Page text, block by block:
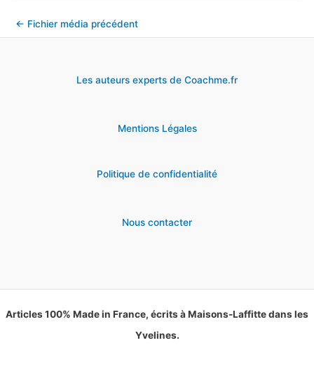
← Fichier média précédent
Les auteurs experts de Coachme.fr
Mentions Légales
Politique de confidentialité
Nous contacter
Articles 100% Made in France, écrits à Maisons-Laffitte dans les
Yvelines.